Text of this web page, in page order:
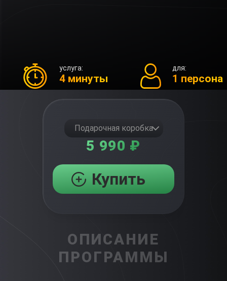
услуга:
4 минуты
для:
1 персона
Подарочная коробка
5 990 ₽
Купить
ОПИСАНИЕ
ПРОГРАММЫ